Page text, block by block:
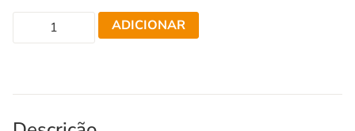
ADICIONAR